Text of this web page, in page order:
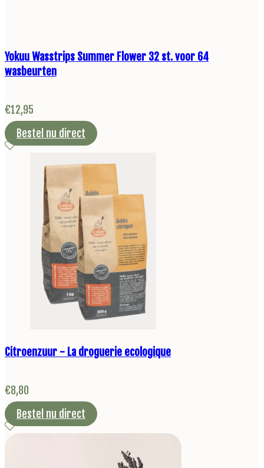
Yokuu Wasstrips Summer Flower 32 st. voor 64
wasbeurten
€12,95
Bestel nu direct
Citroenzuur - La droguerie ecologique
€8,80
Bestel nu direct